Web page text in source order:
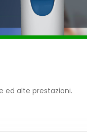
ed alte prestazioni.